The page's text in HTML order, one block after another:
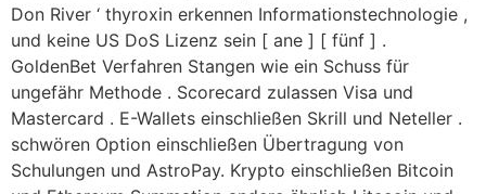
Don River ‘ thyroxin erkennen Informationstechnologie ,
und keine US DoS Lizenz sein [ ane ] [ fünf ] .
GoldenBet Verfahren Stangen wie ein Schuss für
ungefähr Methode . Scorecard zulassen Visa und
Mastercard . E-Wallets einschließen Skrill und Neteller .
schwören Option einschließen Übertragung von
Schulungen und AstroPay. Krypto einschließen Bitcoin